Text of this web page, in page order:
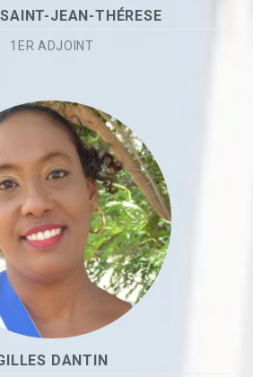
JEAN-THÉRESE
1ER ADJOINT
DANTIN